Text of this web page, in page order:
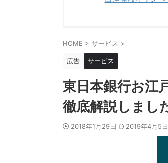
HOME > サービス >
広告 サービス
東日本銀行お江
徹底解説しまし
2018年1月29日 2019年4月5日